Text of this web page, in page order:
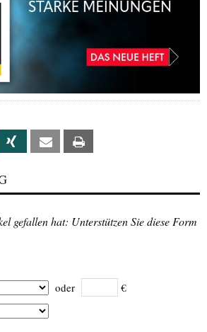
Xing Email
gefallen hat: Unterstützen Sie diese Form
oder €